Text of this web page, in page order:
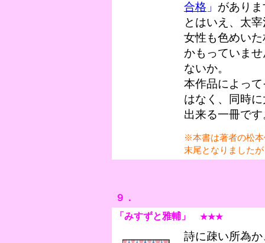
合格 」 があり
とはいえ、太
女性も色めい
かもっていま
ないか。
本作品によっ
はなく、同時
出来る一冊です
※本書は著者の松
末尾となりました
９．
「みすずと雅輔 」 ★★★
詩に疎い所為か